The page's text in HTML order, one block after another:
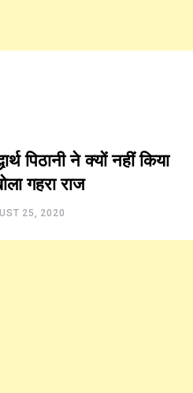
पिठानी ने क्यों नहीं किया
गहरा राज
25, 2020